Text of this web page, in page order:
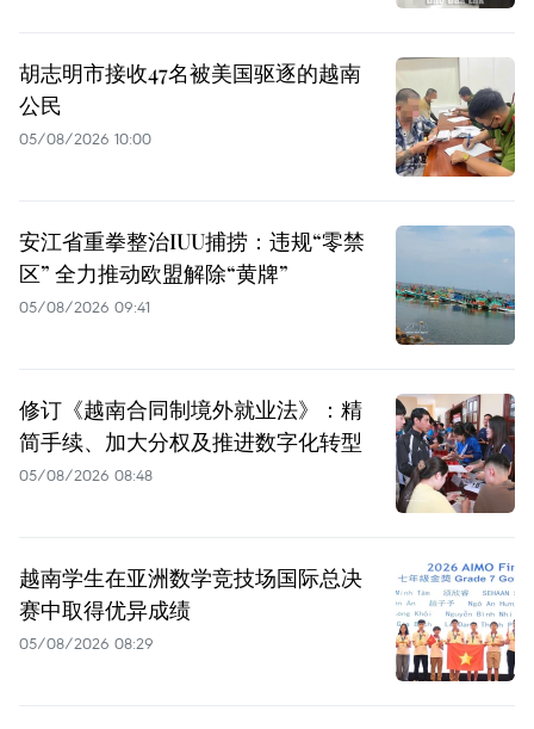
胡志明市接收47名被美国驱逐的越南
公民
05/08/2026 10:00
安江省重拳整治IUU捕捞：违规“零禁
区” 全力推动欧盟解除“黄牌”
05/08/2026 09:41
修订《越南合同制境外就业法》：精
简手续、加大分权及推进数字化转型
05/08/2026 08:48
越南学生在亚洲数学竞技场国际总决
赛中取得优异成绩
05/08/2026 08:29